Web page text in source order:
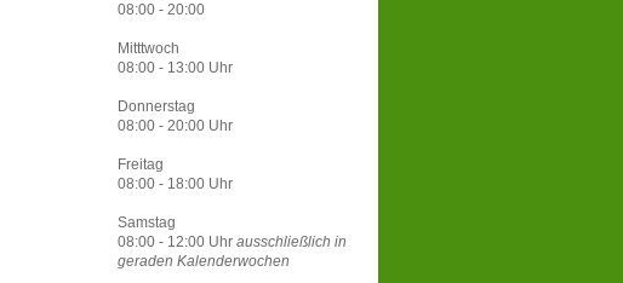
08:00 - 20:00
Mitttwoch
08:00 - 13:00 Uhr
Donnerstag
08:00 - 20:00 Uhr
Freitag
08:00 - 18:00 Uhr
Samstag
08:00 - 12:00 Uhr ausschließlich in
geraden Kalenderwochen